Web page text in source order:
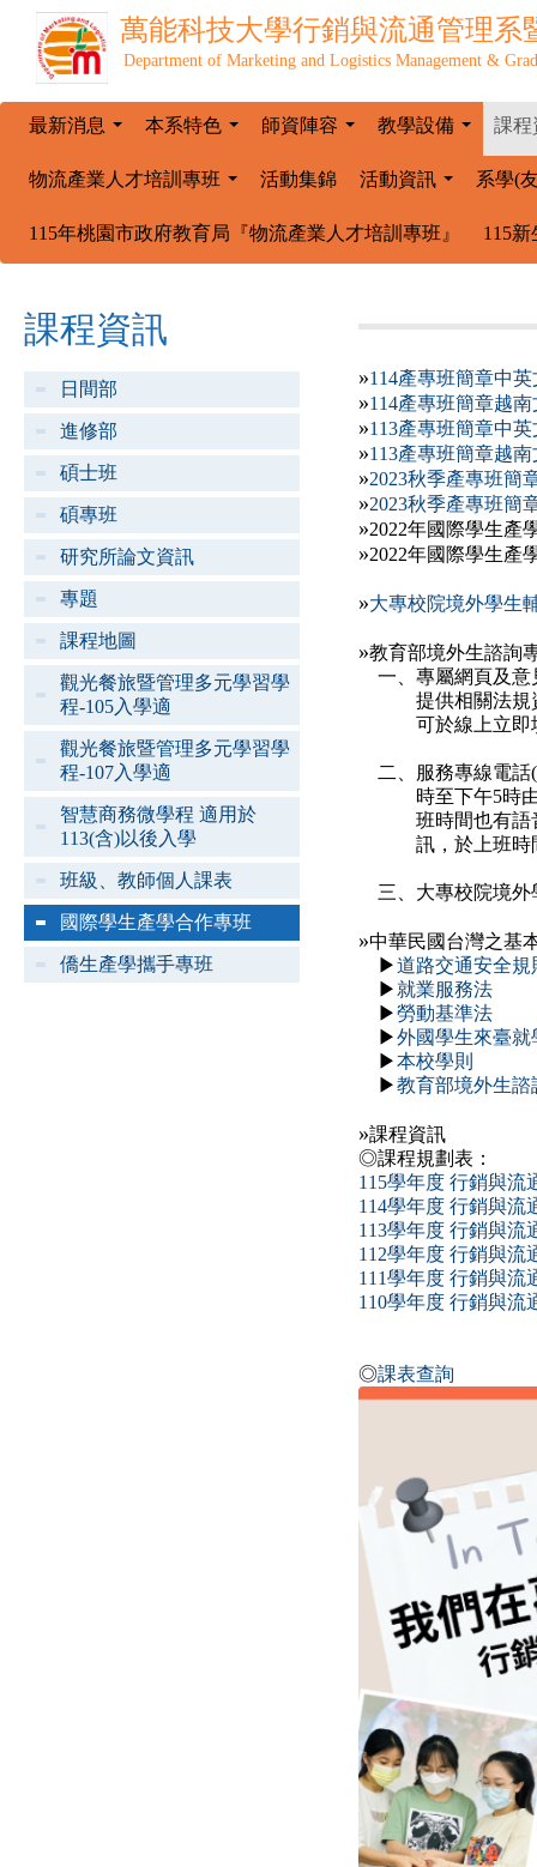
萬能科技大學行銷與流通管理系
Department of Marketing and Logistics Management &
最新消息 本系特色 師資陣容 教學設備 課程
物流產業人才培訓專班 活動集錦 活動資訊 系學(
115年桃園市政府教育局『物流產業人才培訓專班』 115
課程資訊
日間部
進修部
碩士班
碩專班
研究所論文資訊
專題
課程地圖
觀光餐旅暨管理多元學習學
程-105入學適
觀光餐旅暨管理多元學習學
程-107入學適
智慧商務微學程 適用於
113(含)以後入學
班級、教師個人課表
國際學生產學合作專班
僑生產學攜手專班
»114產專班簡章中英
»114產專班簡章越南
»113產專班簡章中英
»113產專班簡章越南
»2023秋季產專班簡
»2023秋季產專班簡
»2022年國際學生產
»2022年國際學生產
»大專校院境外學生
»教育部境外生諮詢
一、專屬網頁及意
提供相關法規資
可於線上立即填
二、服務專線電話
時至下午5時由專
班時間也有語音
訊，於上班時間
三、大專校院境外
»中華民國台灣之基
▶道路交通安全規
▶ 就業服務法
▶勞動基準法
▶外國學生來臺就
▶本校學則
▶教育部境外生諮
»課程資訊
◎課程規劃表：
115學年度 行銷與流
114學年度 行銷與流
113學年度 行銷與流
112學年度 行銷與流
111學年度 行銷與流
110學年度 行銷與流
◎課表查詢